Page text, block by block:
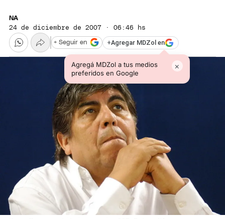
NA
24 de diciembre de 2007 · 06:46 hs
+Agregar MDZol en
Agregá MDZol a tus medios
preferidos en Google
×
+ Seguir en